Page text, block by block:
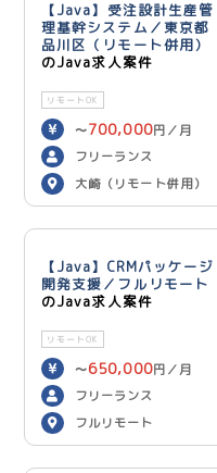
【Java】受注設計生産管
理基幹システム／東京都
品川区（リモート併用）
のJava求人案件
リモートOK
〜700,000円／月
フリーランス
大崎（リモート併用）
【Java】CRMパッケージ
開発支援／フルリモート
のJava求人案件
リモートOK
〜650,000円／月
フリーランス
フルリモート